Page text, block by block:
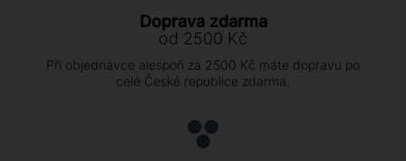
Doprava zdarma
od 2500 Kč
Při objednávce alespoň za 2500 Kč máte dopravu po
celé České republice zdarma.